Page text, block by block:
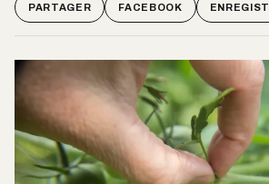
PARTAGER FACEBOOK